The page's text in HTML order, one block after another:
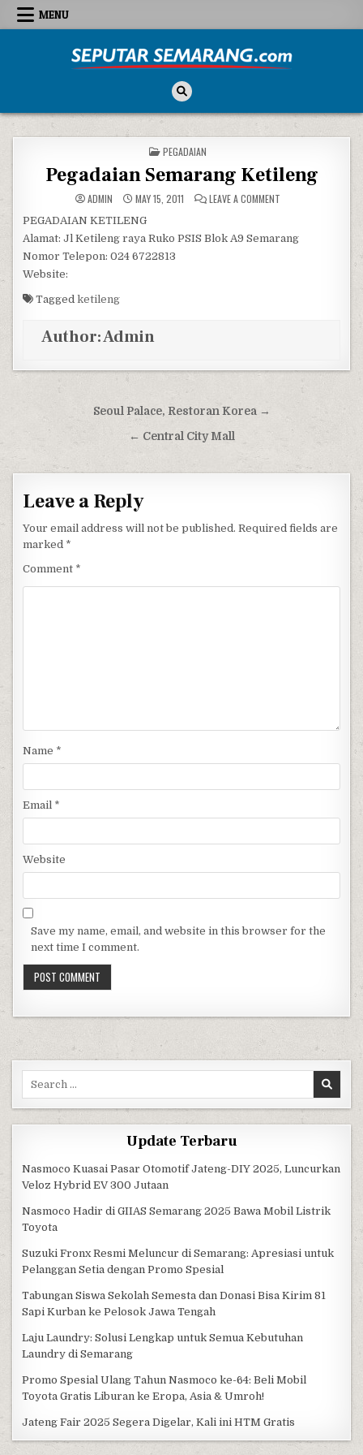
Skip to content
MENU
POSTED IN
PEGADAIAN
Pegadaian Semarang Ketileng
ADMIN MAY 15, 2011 LEAVE A COMMENTON PEGADAIAN
PEGADAIAN KETILENG
Alamat: Jl Ketileng raya Ruko PSIS Blok A9 Semarang
Nomor Telepon: 024 6722813
Website:
Taggedketileng
Author:Admin
Post navigation
Seoul Palace, Restoran Korea →
← Central City Mall
Leave a Reply
Your email address will not be published. Required fields are
marked *
Comment *
Name *
Email *
Website
Save my name, email, and website in this browser for the
next time I comment.
Update Terbaru
Nasmoco Kuasai Pasar Otomotif Jateng-DIY 2025, Luncurkan
Veloz Hybrid EV 300 Jutaan
Nasmoco Hadir di GIIAS Semarang 2025 Bawa Mobil Listrik
Toyota
Suzuki Fronx Resmi Meluncur di Semarang: Apresiasi untuk
Pelanggan Setia dengan Promo Spesial
Tabungan Siswa Sekolah Semesta dan Donasi Bisa Kirim 81
Sapi Kurban ke Pelosok Jawa Tengah
Laju Laundry: Solusi Lengkap untuk Semua Kebutuhan
Laundry di Semarang
Promo Spesial Ulang Tahun Nasmoco ke-64: Beli Mobil
Toyota Gratis Liburan ke Eropa, Asia & Umroh!
Jateng Fair 2025 Segera Digelar, Kali ini HTM Gratis